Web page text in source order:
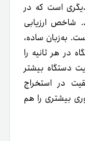
است که در
شاخص ارزیابی
به‌زبان ساده،
هر ثانیه را
دستگاه بیشتر
در استخراج
بیشتری را هم